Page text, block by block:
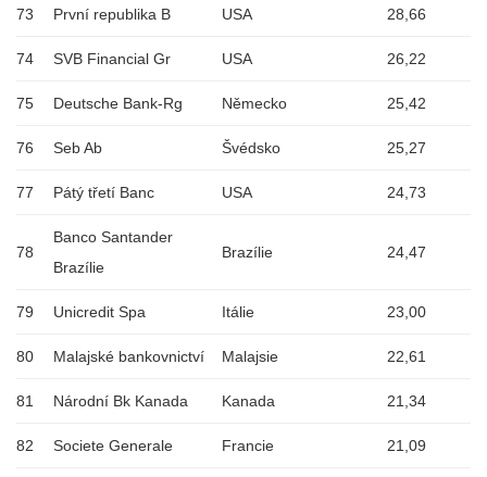
73 První republika B USA 28,66
74 SVB Financial Gr USA 26,22
75 Deutsche Bank-Rg Německo 25,42
76 Seb Ab Švédsko 25,27
77 Pátý třetí Banc USA 24,73
78
Banco Santander
Brazílie
Brazílie 24,47
79 Unicredit Spa Itálie 23,00
80 Malajské bankovnictví Malajsie 22,61
81 Národní Bk Kanada Kanada 21,34
82 Societe Generale Francie 21,09